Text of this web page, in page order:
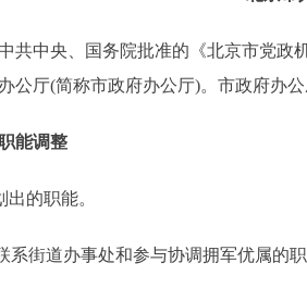
12345网上接诉即办
参与调查
中央、国务院批准的《北京市党政机
公厅(简称市政府办公厅)。市政府办
调整
的职能。
街道办事处和参与协调拥军优属的职